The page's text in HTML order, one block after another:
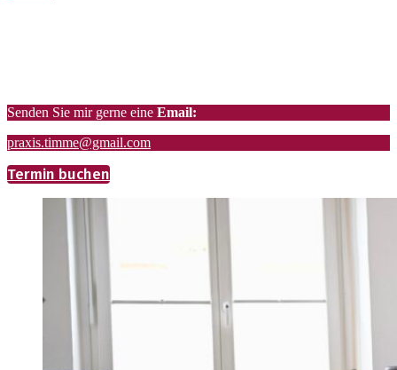
Senden Sie mir gerne eine Email:
praxis.timme@gmail.com
Termin buchen